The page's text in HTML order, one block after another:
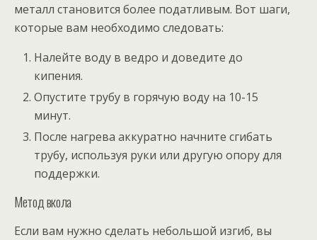
металл становится более податливым. Вот шаги,
которые вам необходимо следовать:
Налейте воду в ведро и доведите до
кипения.
Опустите трубу в горячую воду на 10-15
минут.
После нагрева аккуратно начните сгибать
трубу, используя руки или другую опору для
поддержки.
Метод вкола
Если вам нужно сделать небольшой изгиб, вы